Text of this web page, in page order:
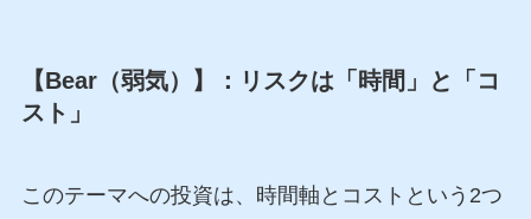
【Bear（弱気）】：リスクは「時間」と「コ
スト」
このテーマへの投資は、時間軸とコストという2つ